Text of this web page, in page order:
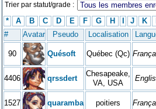
Trier par statut/grade :
* A B C D E F G H J K
#
Avatar Pseudo Localisation
90 Quésoft Québec (Qc)
4406 qrssdert
Chesapeake,
VA, USA
1527 quaramba poitiers